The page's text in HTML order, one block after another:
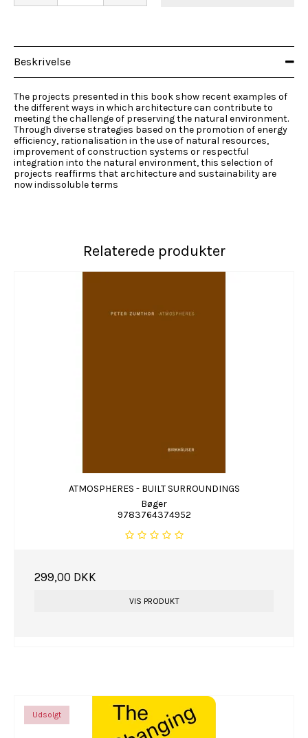
Beskrivelse
The projects presented in this book show recent examples of
the different ways in which architecture can contribute to
meeting the challenge of preserving the natural environment.
Through diverse strategies based on the promotion of energy
efficiency, rationalisation in the use of natural resources,
improvement of construction systems or respectful
integration into the natural environment, this selection of
projects reaffirms that architecture and sustainability are
now indissoluble terms
Relaterede produkter
ATMOSPHERES - BUILT SURROUNDINGS
Bøger
9783764374952
299,00 DKK
VIS PRODUKT
Udsolgt